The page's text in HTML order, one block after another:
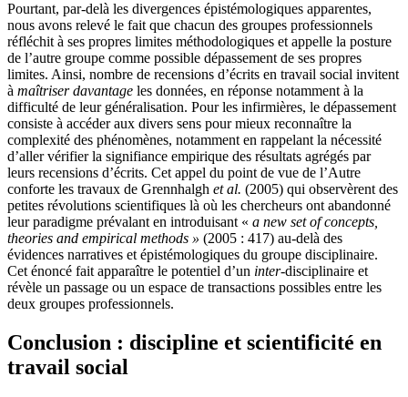
Pourtant, par-delà les divergences épistémologiques apparentes,
nous avons relevé le fait que chacun des groupes professionnels
réfléchit à ses propres limites méthodologiques et appelle la posture
de l’autre groupe comme possible dépassement de ses propres
limites. Ainsi, nombre de recensions d’écrits en travail social invitent
à maîtriser davantage les données, en réponse notamment à la
difficulté de leur généralisation. Pour les infirmières, le dépassement
consiste à accéder aux divers sens pour mieux reconnaître la
complexité des phénomènes, notamment en rappelant la nécessité
d’aller vérifier la signifiance empirique des résultats agrégés par
leurs recensions d’écrits. Cet appel du point de vue de l’Autre
conforte les travaux de Grennhalgh et al. (2005) qui observèrent des
petites révolutions scientifiques là où les chercheurs ont abandonné
leur paradigme prévalant en introduisant « a new set of concepts,
theories and empirical methods » (2005 : 417) au-delà des
évidences narratives et épistémologiques du groupe disciplinaire.
Cet énoncé fait apparaître le potentiel d’un inter-disciplinaire et
révèle un passage ou un espace de transactions possibles entre les
deux groupes professionnels.
Conclusion : discipline et scientificité en
travail social